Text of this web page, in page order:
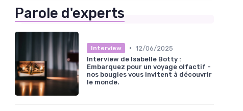
Parole d'experts
Interview • 12/06/2025
Interview de Isabelle Botty :
Embarquez pour un voyage olfactif -
nos bougies vous invitent à découvrir
le monde.